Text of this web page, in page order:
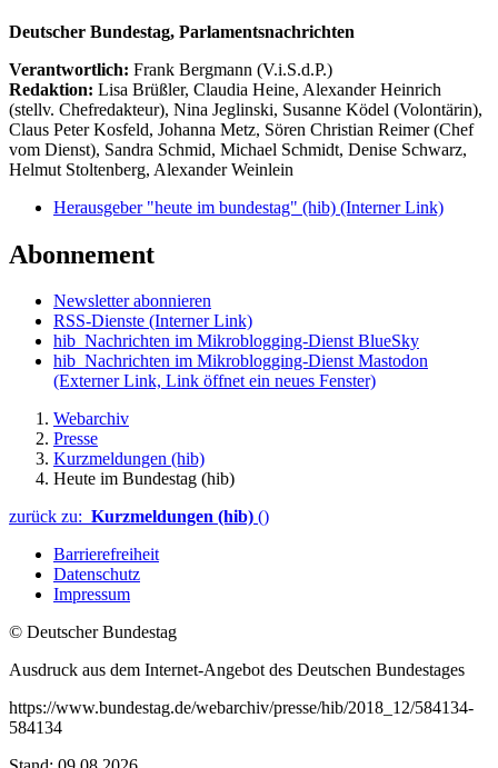
Deutscher Bundestag, Parlamentsnachrichten
Verantwortlich: Frank Bergmann (V.i.S.d.P.)
Redaktion: Lisa Brüßler, Claudia Heine, Alexander Heinrich
(stellv. Chefredakteur), Nina Jeglinski, Susanne Ködel (Volontärin),
Claus Peter Kosfeld, Johanna Metz, Sören Christian Reimer (Chef
vom Dienst), Sandra Schmid, Michael Schmidt, Denise Schwarz,
Helmut Stoltenberg, Alexander Weinlein
Herausgeber "heute im bundestag" (hib) (Interner Link)
Abonnement
Newsletter abonnieren
RSS-Dienste (Interner Link)
hib_Nachrichten im Mikroblogging-Dienst BlueSky
hib_Nachrichten im Mikroblogging-Dienst Mastodon
(Externer Link, Link öffnet ein neues Fenster)
Webarchiv
Presse
Kurzmeldungen (hib)
Heute im Bundestag (hib)
zurück zu: Kurzmeldungen (hib) ()
Barrierefreiheit
Datenschutz
Impressum
© Deutscher Bundestag
Ausdruck aus dem Internet-Angebot des Deutschen Bundestages
https://www.bundestag.de/webarchiv/presse/hib/2018_12/584134-
584134